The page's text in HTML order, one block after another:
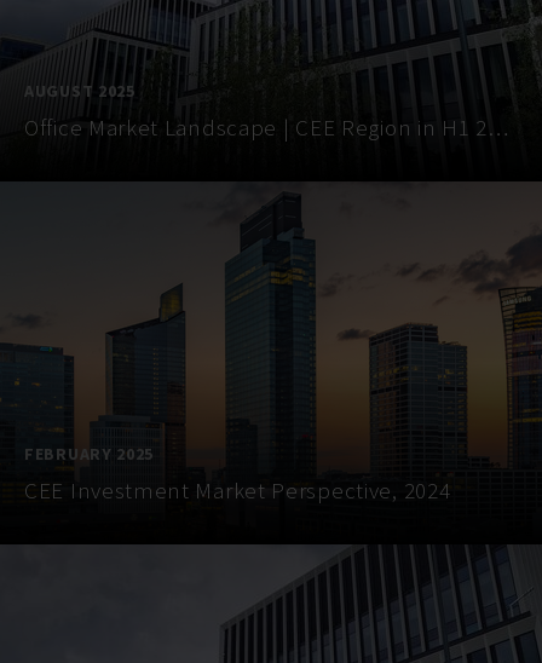
AUGUST 2025
Office Market Landscape | CEE Region in H1 2025
FEBRUARY 2025
CEE Investment Market Perspective, 2024